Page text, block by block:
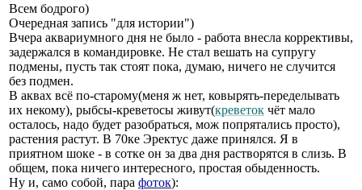
Всем бодрого)
Очередная запись "для истории")
Вчера аквариумного дня не было - работа внесла коррективы,
задержался в командировке. Не стал вешать на супругу
подмены, пусть так стоят пока, думаю, ничего не случится
без подмен.
В аквах всё по-старому(меня ж нет, ковырять-переделывать
их некому), рыбсы-креветосы живут(креветок чёт мало
осталось, надо будет разобраться, мож попрятались просто),
растения растут. В 70ке Эректус даже принялся. Я в
приятном шоке - в сотке он за два дня растворятся в слизь. В
общем, пока ничего интересного, простая обыденность.
Ну и, само собой, пара фоток):